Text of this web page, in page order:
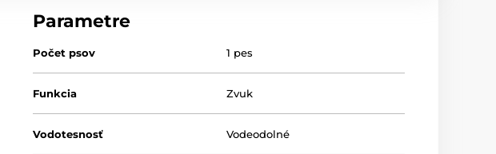
Parametre
Počet psov 1 pes
Funkcia Zvuk
Vodotesnosť Vodeodolné